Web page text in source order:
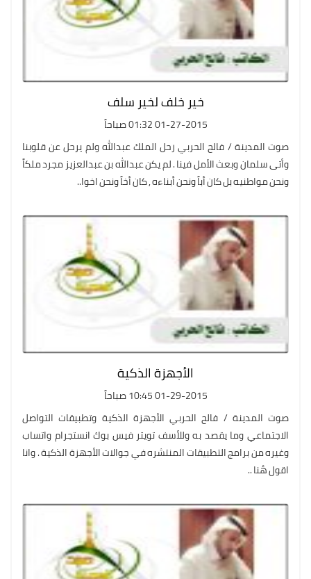
خير خلف لخير سلف
01-27-2015 01:32 صباحاً
صوت المدينة / فالح الحربي رحل الملك عبدالله ولم يرحل عن قلوبنا
وأتى سلمان وبعث الأمل فينا . لم يكن عبدالله بن عبدالعزيز مجرد ملكاً
ونحن مواطنيه بل كان أباً ونحن أبناءه , كان أخاً ونحن اخوا..
الأجهزة الذكية
01-29-2015 10:45 صباحاً
صوت المدينة / فالح الحربي الأجهزة الذكية وتطبيقات التواصل
الاجتماعي وما يقصد به وللأسف تويتر فيس بوك انستجرام واتساب
وغيره من برامج التطبيقات المنتشره في جوالات الأجهزة الذكية . وانا
اقول هُنا ..